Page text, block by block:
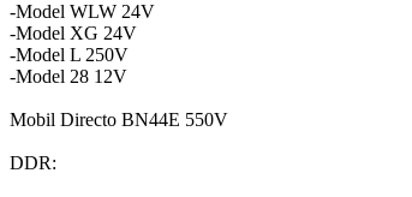
-Model WLW 24V
-Model XG 24V
-Model L 250V
-Model 28 12V
Mobil Directo BN44E 550V
DDR: